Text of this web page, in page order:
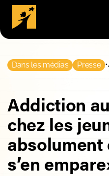
Dans les médias Presse •
Addiction
chez les
absolument
s’en